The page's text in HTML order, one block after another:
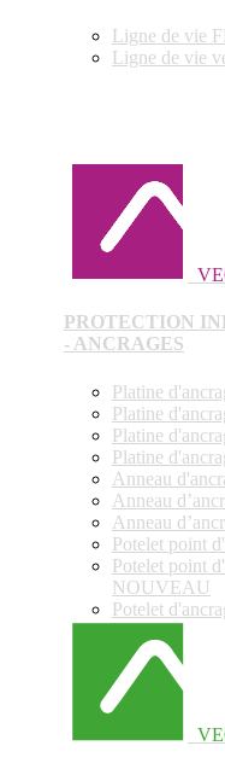
Ligne de vie
Ligne de vie
PROTECTION
- ANCRAGES
Platine
Platine
Platine
Platine
Anneau
Anneau
Anneau
Potelet point
Potelet point
NOUVEAU
Potelet